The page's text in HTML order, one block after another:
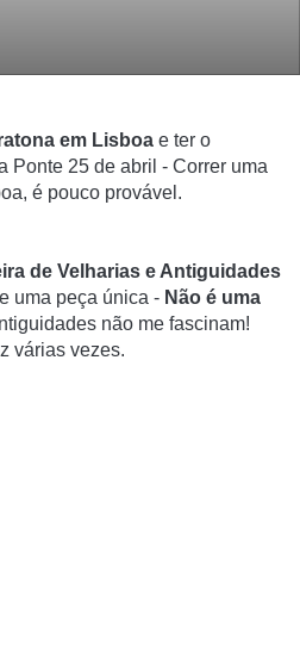
em Lisboa e ter o
Ponte 25 de abril - Correr uma
é pouco provável.
de Velharias e Antiguidades
uma peça única - Não é uma
não me fascinam!
várias vezes.